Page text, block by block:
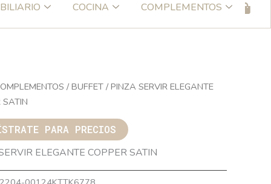
COCINA
COMPLEMENTOS
/ BUFFET/ PINZA SERVIR ELEGANTE
SATIN
PARA PRECIOS
ELEGANTE COPPER SATIN